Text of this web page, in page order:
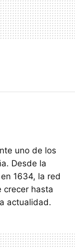
uno de los
Desde la
1634, la red
crecer hasta
actualidad.